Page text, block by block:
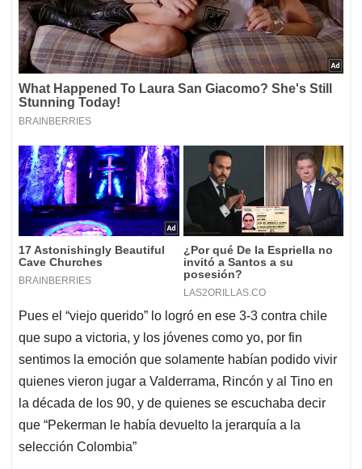
Pues el “viejo querido” lo logró en ese 3-3 contra chile
que supo a victoria, y los jóvenes como yo, por fin
sentimos la emoción que solamente habían podido vivir
quienes vieron jugar a Valderrama, Rincón y al Tino en
la década de los 90, y de quienes se escuchaba decir
que “Pekerman le había devuelto la jerarquía a la
selección Colombia”